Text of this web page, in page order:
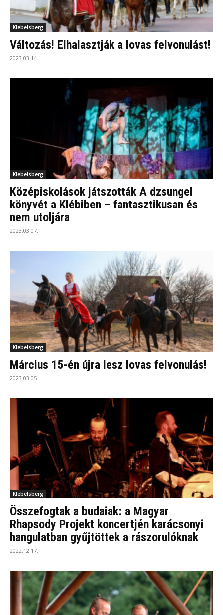
Klebelsberg
Változás! Elhalasztják a lovas felvonulást!
2023.03.14.
Klebelsberg
Középiskolások játszották A dzsungel
könyvét a Klébiben – fantasztikusan és
nem utoljára
2023.03.07.
Klebelsberg
Március 15-én újra lesz lovas felvonulás!
2023.03.05.
Klebelsberg
Összefogtak a budaiak: a Magyar
Rhapsody Projekt koncertjén karácsonyi
hangulatban gyűjtöttek a rászorulóknak
2022.12.17.